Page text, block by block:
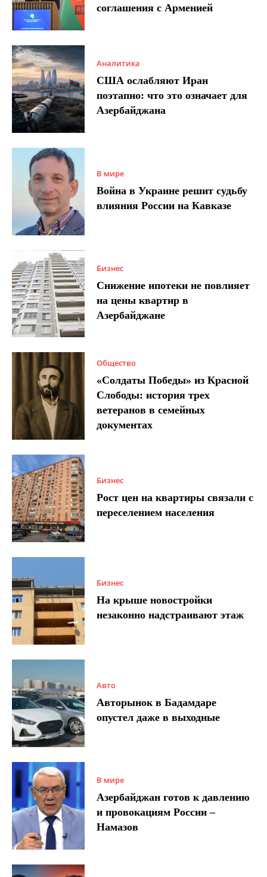
соглашения с Арменией
Аналитика
США ослабляют Иран
поэтапно: что это означает для
Азербайджана
В мире
Война в Украине решит судьбу
влияния России на Кавказе
Бизнес
Снижение ипотеки не повлияет
на цены квартир в
Азербайджане
Общество
«Солдаты Победы» из Красной
Слободы: история трех
ветеранов в семейных
документах
Бизнес
Рост цен на квартиры связали с
переселением населения
Бизнес
На крыше новостройки
незаконно надстраивают этаж
Авто
Авторынок в Бадамдаре
опустел даже в выходные
В мире
Азербайджан готов к давлению
и провокациям России –
Намазов